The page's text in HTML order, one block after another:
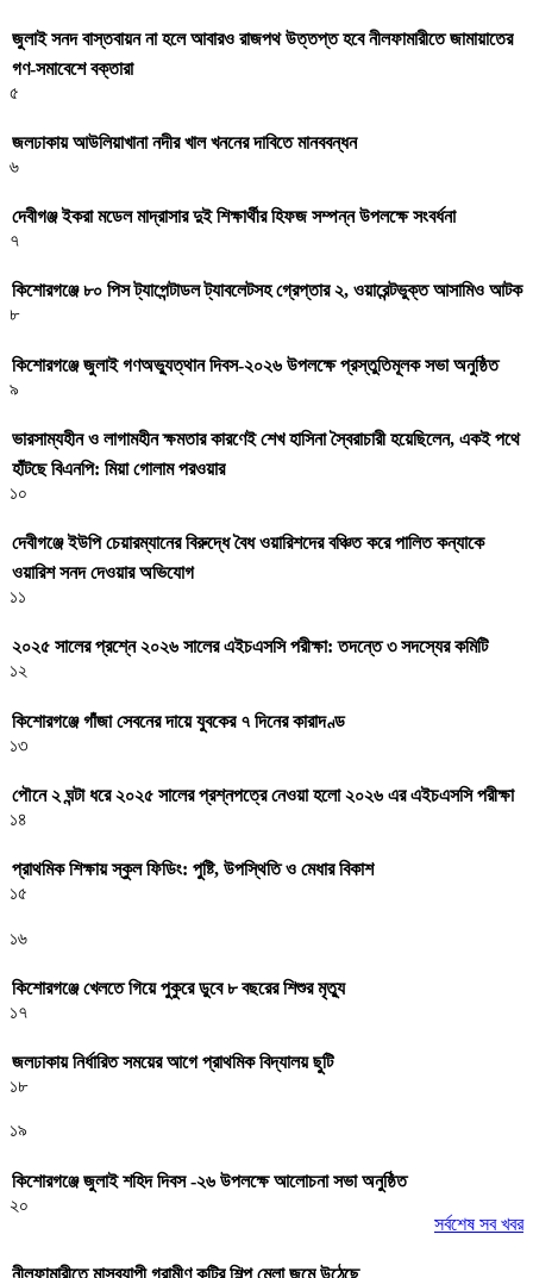
জুলাই সনদ বাস্তবায়ন না হলে আবারও রাজপথ উত্তপ্ত হবে নীলফামারীতে জামায়াতের
গণ-সমাবেশে বক্তারা
৫
জলঢাকায় আউলিয়াখানা নদীর খাল খননের দাবিতে মানববন্ধন
৬
দেবীগঞ্জ ইকরা মডেল মাদ্রাসার দুই শিক্ষার্থীর হিফজ সম্পন্ন উপলক্ষে সংবর্ধনা
৭
কিশোরগঞ্জে ৮০ পিস ট্যাপেন্টাডল ট্যাবলেটসহ গ্রেপ্তার ২, ওয়ারেন্টভুক্ত আসামিও আটক
৮
কিশোরগঞ্জে জুলাই গণঅভ্যুত্থান দিবস-২০২৬ উপলক্ষে প্রস্তুতিমূলক সভা অনুষ্ঠিত
৯
ভারসাম্যহীন ও লাগামহীন ক্ষমতার কারণেই শেখ হাসিনা স্বৈরাচারী হয়েছিলেন, একই পথে
হাঁটছে বিএনপি: মিয়া গোলাম পরওয়ার
১০
দেবীগঞ্জে ইউপি চেয়ারম্যানের বিরুদ্ধে বৈধ ওয়ারিশদের বঞ্চিত করে পালিত কন্যাকে
ওয়ারিশ সনদ দেওয়ার অভিযোগ
১১
২০২৫ সালের প্রশ্নে ২০২৬ সালের এইচএসসি পরীক্ষা: তদন্তে ৩ সদস্যের কমিটি
১২
কিশোরগঞ্জে গাঁজা সেবনের দায়ে যুবকের ৭ দিনের কারাদণ্ড
১৩
পৌনে ২ ঘন্টা ধরে ২০২৫ সালের প্রশ্নপত্রে নেওয়া হলো ২০২৬ এর এইচএসসি পরীক্ষা
১৪
প্রাথমিক শিক্ষায় স্কুল ফিডিং: পুষ্টি, উপস্থিতি ও মেধার বিকাশ
১৫
১৬
কিশোরগঞ্জে খেলতে গিয়ে পুকুরে ডুবে ৮ বছরের শিশুর মৃত্যু
১৭
জলঢাকায় নির্ধারিত সময়ের আগে প্রাথমিক বিদ্যালয় ছুটি
১৮
১৯
কিশোরগঞ্জে জুলাই শহিদ দিবস -২৬ উপলক্ষে আলোচনা সভা অনুষ্ঠিত
২০
সর্বশেষ সব খবর
নীলফামারীতে মাসব্যাপী গ্রামীণ কুটির শিল্প মেলা জমে উঠেছে